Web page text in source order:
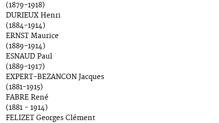
(1879-1918)
DURIEUX Henri
(1884-1914)
ERNST Maurice
(1889-1914)
ESNAUD Paul
(1889-1917)
EXPERT-BEZANCON Jacques
(1881-1915)
FABRE René
(1881 - 1914)
FELIZET Georges Clément